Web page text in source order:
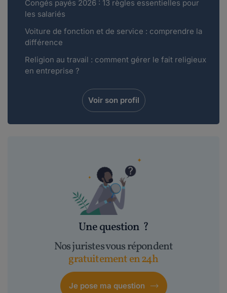
Congés payés 2026 : 13 règles essentielles pour
les salariés
Voiture de fonction et de service : comprendre la
différence
Religion au travail : comment gérer le fait religieux
en entreprise ?
Voir son profil
Une question ?
Nos juristes vous répondent
gratuitement en 24h
Je pose ma question